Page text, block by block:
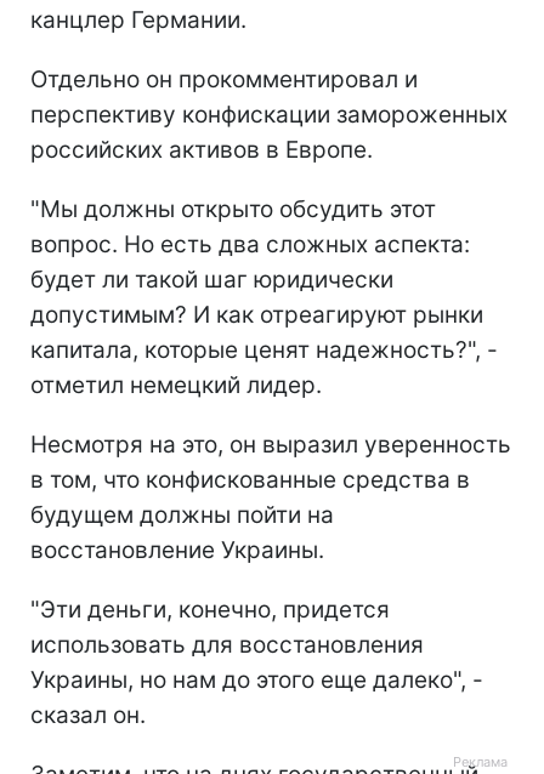
канцлер Германии.
Отдельно он прокомментировал и
перспективу конфискации замороженных
российских активов в Европе.
"Мы должны открыто обсудить этот
вопрос. Но есть два сложных аспекта:
будет ли такой шаг юридически
допустимым? И как отреагируют рынки
капитала, которые ценят надежность?", -
отметил немецкий лидер.
Несмотря на это, он выразил уверенность
в том, что конфискованные средства в
будущем должны пойти на
восстановление Украины.
"Эти деньги, конечно, придется
использовать для восстановления
Украины, но нам до этого еще далеко", -
сказал он.